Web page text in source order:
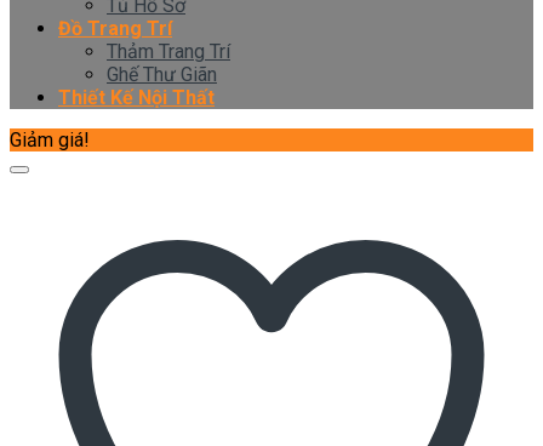
Tủ Hồ Sơ
Đồ Trang Trí
Thảm Trang Trí
Ghế Thư Giãn
Thiết Kế Nội Thất
Giảm giá!